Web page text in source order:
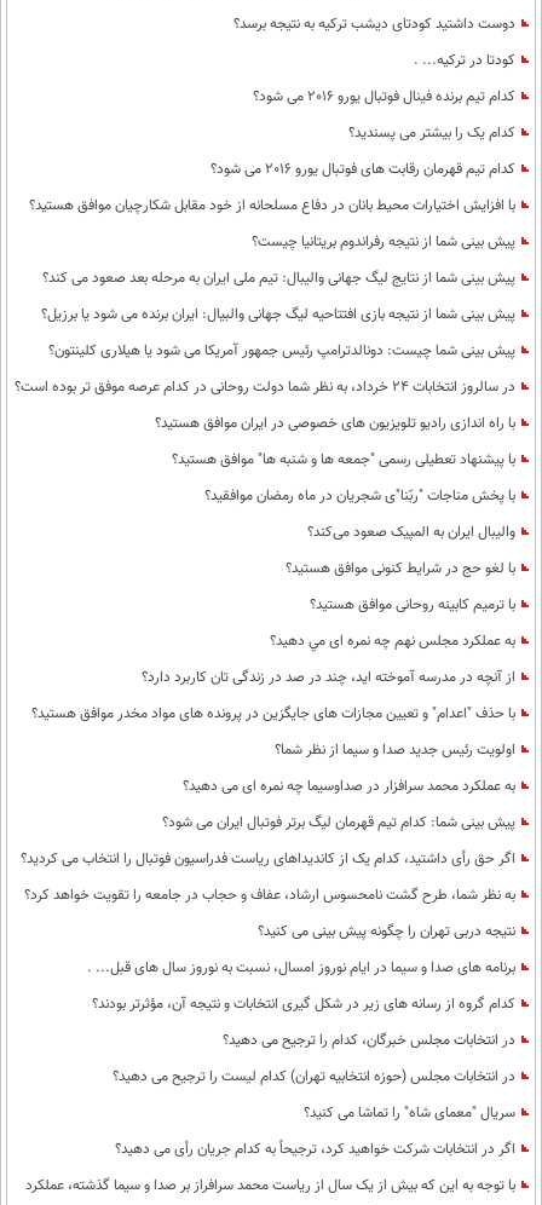
دوست داشتید کودتای دیشب ترکیه به نتیجه برسد؟
کودتا در ترکیه... .
کدام تیم برنده فینال فوتبال یورو 2016 می شود؟
کدام یک را بیشتر می پسندید؟
کدام تیم قهرمان رقابت های فوتبال یورو 2016 می شود؟
با افزایش اختیارات محیط‌ بانان در دفاع مسلحانه از خود مقابل شکارچیان موافق هستید؟
پیش بینی شما از نتیجه رفراندوم بریتانیا چیست؟
پيش بينی شما از نتايج ليگ جهانی واليبال: تيم ملی ايران به مرحله بعد صعود می كند؟
پیش بینی شما از نتیجه بازی افتتاحیه لیگ جهانی والبیال: ایران برنده می شود یا برزیل؟
پیش بینی شما چیست: دونالدترامپ رئیس جمهور آمریکا می شود یا هیلاری کلینتون؟
در سالروز انتخابات 24 خرداد، به نظر شما دولت روحانی در کدام عرصه موفق تر بوده است؟
با راه اندازی رادیو تلویزیون های خصوصی در ایران موافق هستید؟
با پیشنهاد تعطیلی رسمی "جمعه ها و شنبه ها" موافق هستید؟
با پخش مناجات "ربّنا"ی شجریان در ماه رمضان موافقید؟
والیبال ایران به المپیک صعود می‌کند؟
با لغو حج در شرایط کنونی موافق هستید؟
با ترمیم کابینه روحانی موافق هستید؟
به عملكرد مجلس نهم چه نمره ای مي دهيد؟
از آنچه در مدرسه آموخته اید، چند در صد در زندگی تان کاربرد دارد؟
با حذف "اعدام" و تعیین مجازات های جایگزین در پرونده های مواد مخدر موافق هستید؟
اولویت رئیس جدید صدا و سیما از نظر شما؟
به عملکرد محمد سرافزار در صداوسیما چه نمره ای می دهید؟
پیش بینی شما: کدام تیم قهرمان لیگ برتر فوتبال ایران می شود؟
اگر حق رأی داشتید، کدام یک از کاندیداهای ریاست فدراسیون فوتبال را انتخاب می کردید؟
به نظر شما، طرح گشت نامحسوس ارشاد، عفاف و حجاب در جامعه را تقویت خواهد کرد؟
نتیجه دربی تهران را چگونه پیش بینی می کنید؟
برنامه های صدا و سیما در ایام نوروز امسال، نسبت به نوروز سال های قبل... .
کدام گروه از رسانه های زیر در شکل گیری انتخابات و نتیجه آن، مؤثرتر بودند؟
در انتخابات مجلس خبرگان، کدام را ترجیح می دهید؟
در انتخابات مجلس (حوزه انتخابیه تهران) کدام لیست را ترجیح می دهید؟
سریال "معمای شاه" را تماشا می کنید؟
اگر در انتخابات شرکت خواهید کرد، ترجیحاً به کدام جریان رأی می دهید؟
با توجه به این که بیش از یک سال از ریاست محمد سرافراز بر صدا و سیما گذشته، عملکرد